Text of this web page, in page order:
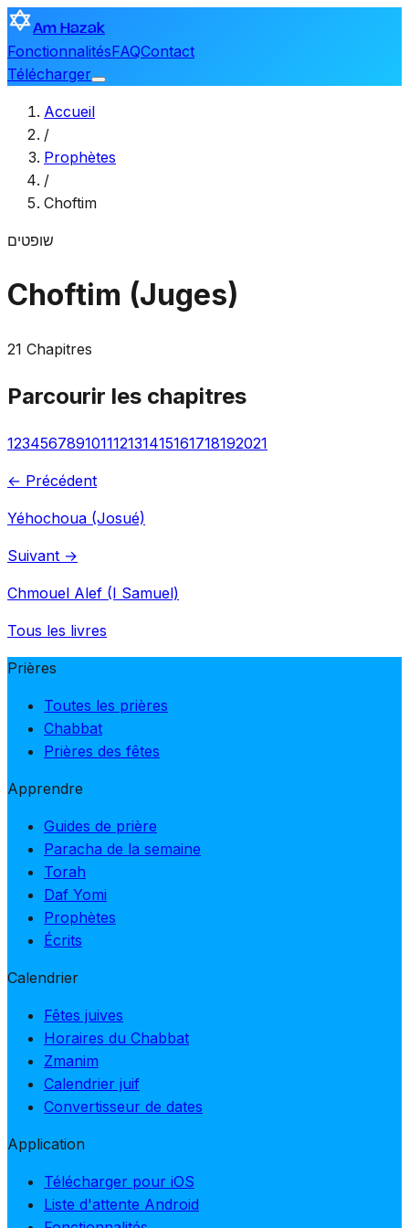
Am Hazak
FonctionnalitésFAQContact
Télécharger
Accueil
/
Prophètes
/
Choftim
שופטים
Choftim (Juges)
21 Chapitres
Parcourir les chapitres
123456789101112131415161718192021
← Précédent
Yéhochoua (Josué)
Suivant →
Chmouel Alef (I Samuel)
Tous les livres
Prières
Toutes les prières
Chabbat
Prières des fêtes
Apprendre
Guides de prière
Paracha de la semaine
Torah
Daf Yomi
Prophètes
Écrits
Calendrier
Fêtes juives
Horaires du Chabbat
Zmanim
Calendrier juif
Convertisseur de dates
Application
Télécharger pour iOS
Liste d'attente Android